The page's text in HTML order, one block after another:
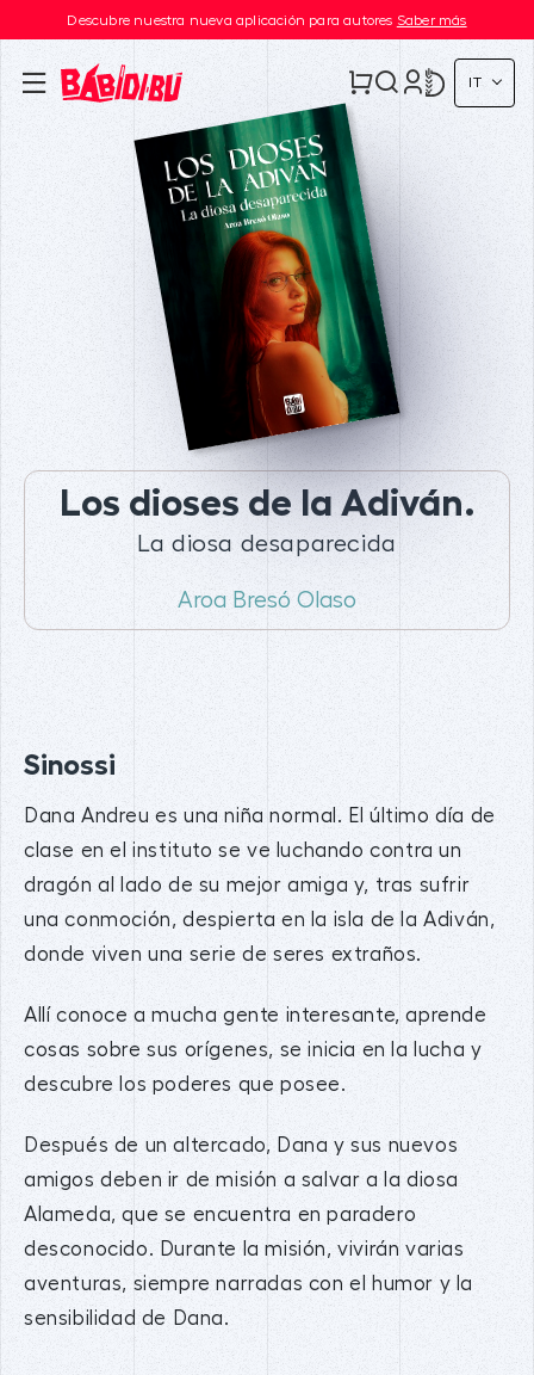
Descubre nuestra nueva aplicación para autores Saber más
IT
Los dioses de la Adiván.
La diosa desaparecida
Aroa Bresó Olaso
Sinossi
Dana Andreu es una niña normal. El último día de
clase en el instituto se ve luchando contra un
dragón al lado de su mejor amiga y, tras sufrir
una conmoción, despierta en la isla de la Adiván,
donde viven una serie de seres extraños.
Allí conoce a mucha gente interesante, aprende
cosas sobre sus orígenes, se inicia en la lucha y
descubre los poderes que posee.
Después de un altercado, Dana y sus nuevos
amigos deben ir de misión a salvar a la diosa
Alameda, que se encuentra en paradero
desconocido. Durante la misión, vivirán varias
aventuras, siempre narradas con el humor y la
sensibilidad de Dana.